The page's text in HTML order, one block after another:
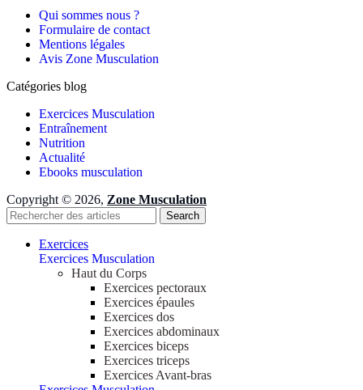
Qui sommes nous ?
Formulaire de contact
Mentions légales
Avis Zone Musculation
Catégories blog
Exercices Musculation
Entraînement
Nutrition
Actualité
Ebooks musculation
Copyright © 2026, Zone Musculation
Search
Exercices
Exercices Musculation
Haut du Corps
Exercices pectoraux
Exercices épaules
Exercices dos
Exercices abdominaux
Exercices biceps
Exercices triceps
Exercices Avant-bras